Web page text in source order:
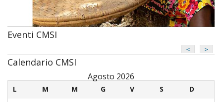
Eventi CMSI
< >
Calendario CMSI
Agosto 2026
L M M G V S
D